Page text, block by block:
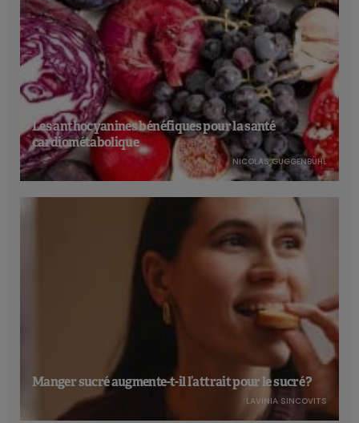
Les anthocyanines bénéfiques pour la santé
cardiométabolique
NICOLAS GUGGENBÜHL
Manger sucré augmente-t-il l’attrait pour le sucré ?
LAVINIA SINCOVITS